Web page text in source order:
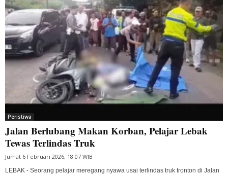
Peristiwa
Jalan Berlubang Makan Korban, Pelajar Lebak
Tewas Terlindas Truk
Jumat 6 Februari 2026, 18:07 WIB
LEBAK - Seorang pelajar meregang nyawa usai terlindas truk tronton di Jalan